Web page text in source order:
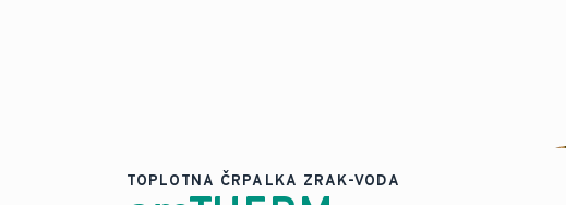
TOPLOTNA ČRPALKA ZRAK-VODA